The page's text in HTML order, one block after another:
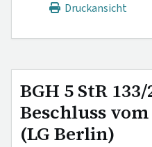
Druckansicht
BGH 5 StR 133/
Beschluss vom
(LG Berlin)